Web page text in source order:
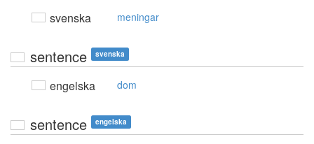
svenska meningar
sentence svenska
engelska dom
sentence engelska